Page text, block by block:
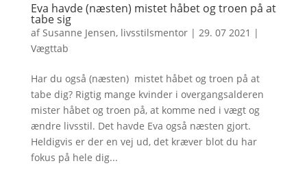
Eva havde (næsten) mistet håbet og troen på at
tabe sig
afSusanne Jensen, livsstilsmentor| 29. 07 2021 |
Vægttab
Har du også (næsten) mistet håbet og troen på at
tabe dig? Rigtig mange kvinder i overgangsalderen
mister håbet og troen på, at komme ned i vægt og
ændre livsstil. Det havde Eva også næsten gjort.
Heldigvis er der en vej ud, det kræver blot du har
fokus på hele dig...